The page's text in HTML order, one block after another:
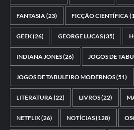
FANTASIA(23) FICÇÃO CIENTÍFICA
GEEK(26) GEORGE LUCAS(35)
INDIANA JONES(26) JOGOS DE
JOGOS DE TABULEIRO MODERNOS(51)
LITERATURA(22) LIVROS(22)
NETFLIX(26) NOTÍCIAS(128)